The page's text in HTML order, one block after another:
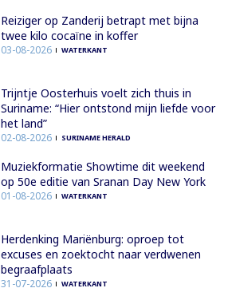
Reiziger op Zanderij betrapt met bijna
twee kilo cocaïne in koffer
03-08-2026 WATERKANT
Trijntje Oosterhuis voelt zich thuis in
Suriname: “Hier ontstond mijn liefde voor
het land”
02-08-2026 SURINAME HERALD
Muziekformatie Showtime dit weekend
op 50e editie van Sranan Day New York
01-08-2026 WATERKANT
Herdenking Mariënburg: oproep tot
excuses en zoektocht naar verdwenen
begraafplaats
31-07-2026 WATERKANT